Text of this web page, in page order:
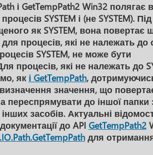
і GetTempPath2 Win32
SYSTEM і (не SYSTEM).
як SYSTEM, вона повертає
процесів, які не належать до
SYSTEM, не може бути
процесів, які не належать до
як і GetTempPath,
значення, що
переспрямувати до іншої папки
засобів. Актуальні
до API GetTempPath2
для